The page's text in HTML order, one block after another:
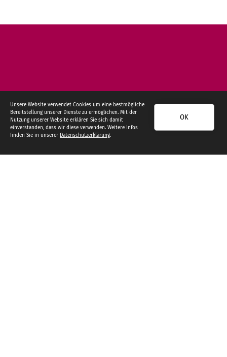
Gefördert durch:
Caritas Münster
Josefstraße 2
OK
Unsere Website verwendet Cookies um eine bestmögliche
Bereitstellung unserer Dienste zu ermöglichen. Mit der
Nutzung unserer Website erklären Sie sich damit
einverstanden, dass wir diese verwenden. Weitere Infos
finden Sie in unserer Datenschutzerklärung.